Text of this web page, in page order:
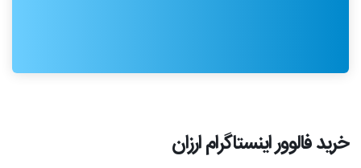
خرید فالوور اینستاگرام ارزان